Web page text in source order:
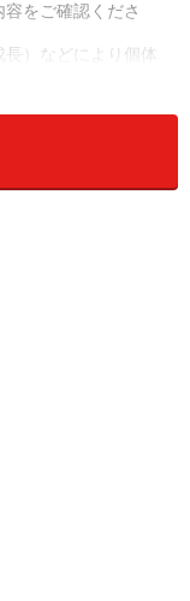
をご確認くださ
）などにより個体